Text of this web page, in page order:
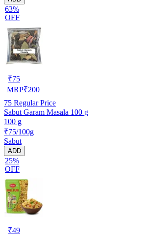
63%
OFF
₹75
MRP₹200
75 Regular Price
Sabut Garam Masala 100 g
100 g
₹75/100g
Sabut
ADD
25%
OFF
₹49